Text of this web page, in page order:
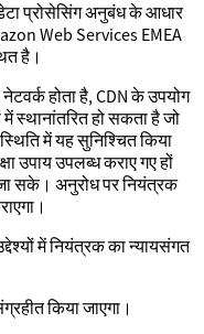
प्रोसेसिंग अनुबंध के आधार
Web Services EMEA
है।
होता है, CDN के उपयोग
स्थानांतरित हो सकता है जो
में यह सुनिश्चित किया
उपाय उपलब्ध कराए गए हों
जा सके। अनुरोध पर नियंत्रक
में नियंत्रक का न्यायसंगत
किया जाएगा।